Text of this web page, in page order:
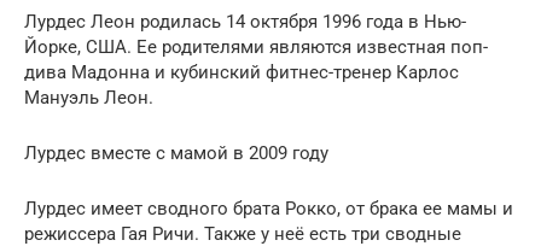
Лурдес Леон родилась 14 октября 1996 года в Нью-
Йорке, США. Ее родителями являются известная поп-
дива Мадонна и кубинский фитнес-тренер Карлос
Мануэль Леон.
Лурдес вместе с мамой в 2009 году
Лурдес имеет сводного брата Рокко, от брака ее мамы и
режиссера Гая Ричи. Также у неё есть три сводные